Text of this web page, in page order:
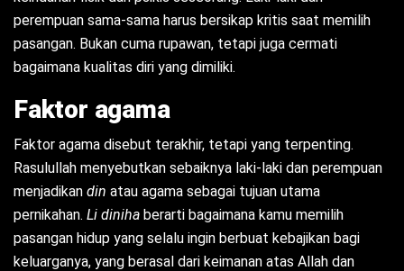
perempuan sama-sama harus bersikap kritis saat memilih
pasangan. Bukan cuma rupawan, tetapi juga cermati
bagaimana kualitas diri yang dimiliki.
Faktor agama
Faktor agama disebut terakhir, tetapi yang terpenting.
Rasulullah menyebutkan sebaiknya laki-laki dan perempuan
menjadikan din atau agama sebagai tujuan utama
pernikahan. Li diniha berarti bagaimana kamu memilih
pasangan hidup yang selalu ingin berbuat kebajikan bagi
keluarganya, yang berasal dari keimanan atas Allah dan